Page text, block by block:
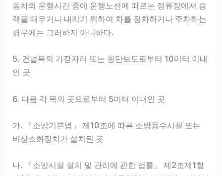
동차의 운행시간 중에 운행노선에 따르는 정류장에서 승
객을 태우거나 내리기 위하여 차를 정차하거나 주차하는
경우에는 그러하지 아니하다.
5. 건널목의 가장자리 또는 횡단보도로부터 10미터 이내
인 곳
6. 다음 각 목의 곳으로부터 5미터 이내인 곳
가. 「소방기본법」 제10조에 따른 소방용수시설 또는
비상소화장치가 설치된 곳
나. 「소방시설 설치 및 관리에 관한 법률」 제2조제1항